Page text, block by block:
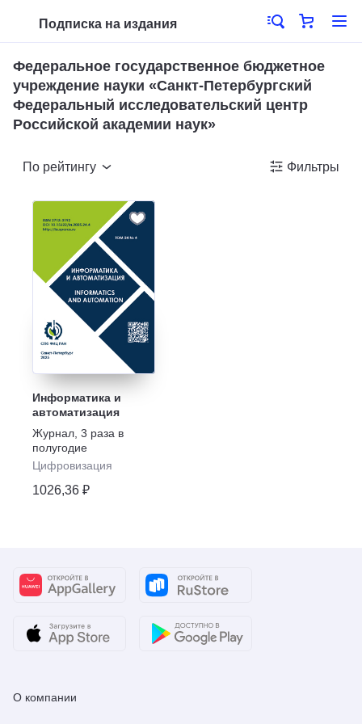
Подписка на издания
Федеральное государственное бюджетное
учреждение науки «Санкт-Петербургский
Федеральный исследовательский центр
Российской академии наук»
По рейтингу Фильтры
Информатика и
автоматизация
Журнал 3 раза в
полугодие
Цифровизация
1026,36 ₽
О компании